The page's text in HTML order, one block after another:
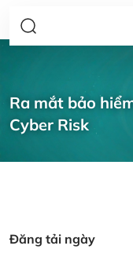
Ra mắt bảo
Cyber Risk
Đăng tải ngày